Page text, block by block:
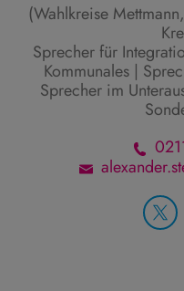
(Wahlkreise
Sprecher für
Kommunales |
Sprecher im